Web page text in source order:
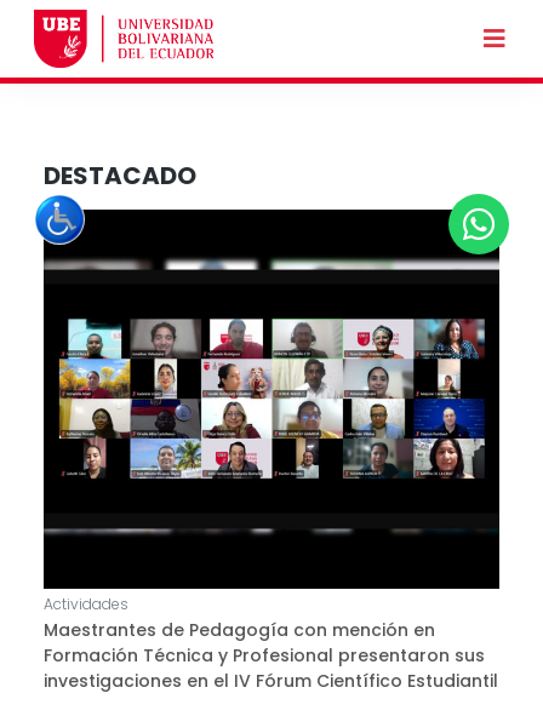
DESTACADO
Actividades
Maestrantes de Pedagogía con mención en
Formación Técnica y Profesional presentaron sus
investigaciones en el IV Fórum Científico Estudiantil